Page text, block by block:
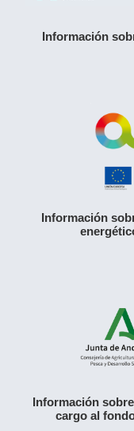
Información
Información
Información
cargo al